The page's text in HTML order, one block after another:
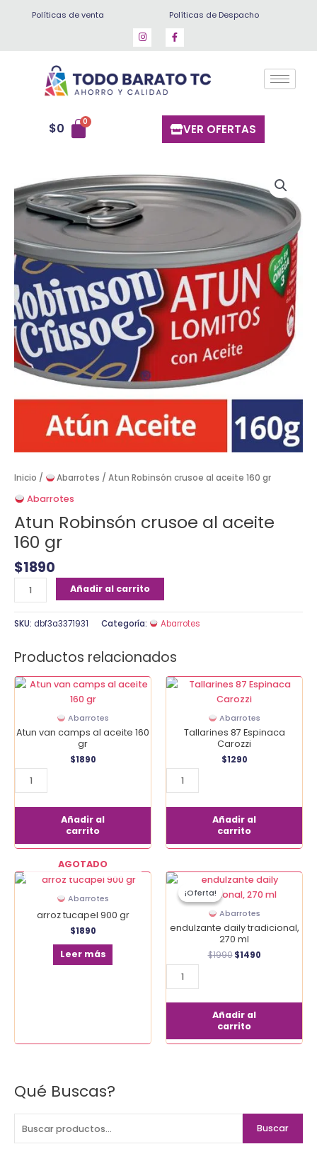
Políticas de venta Políticas de Despacho
$0 VER OFERTAS
Qué Buscas?
B
c
Buscar
Inicio / Abarrotes / Atun Robinsón crusoe al aceite 160 gr
Abarrotes
Atun Robinsón crusoe al aceite
160 gr
$1890
Robinsón
crusoe
al
160
gr
cantidad
Añadir al carrito
SKU: dbf3a3371931 Categoría: Abarrotes
Productos relacionados
Abarrotes
Atun van camps al aceite 160
gr
$1890
Atun
al
gr
cantidad
Añadir al
carrito
Abarrotes
Tallarines 87 Espinaca
Carozzi
$1290
Tallarines
Carozzi
Añadir al
carrito
AGOTADO
Abarrotes
arroz tucapel 900 gr
$1890
Leer más
¡Oferta!
¡Oferta!
Abarrotes
endulzante daily tradicional,
270 ml
$1990
El
precio
original
$1990.
$1490
El
precio
actual
endulzante
daily
tradicional,
270
cantidad
Añadir al
carrito